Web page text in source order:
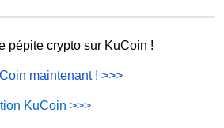
pépite crypto sur KuCoin !
maintenant ! >>>
KuCoin >>>